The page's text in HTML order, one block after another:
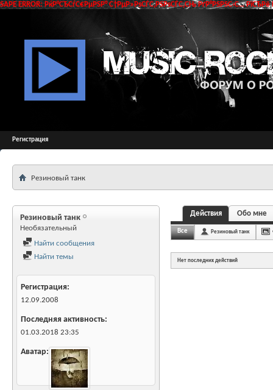
SAPE ERROR: РќР°СЂСѓС€РµРЅР° С†РµР»РѕСЃС‚РЅРѕСЃС‚СЊ РґР°РЅРЅС‹С…
Регистрация
Резиновый танк
Резиновый танк
Необязательный
Найти сообщения
Найти темы
Регистрация
12.09.2008
Последняя активность
01.03.2018 23:35
Аватар
Действия Обо мне
Все Резиновый танк
Нет последних действий